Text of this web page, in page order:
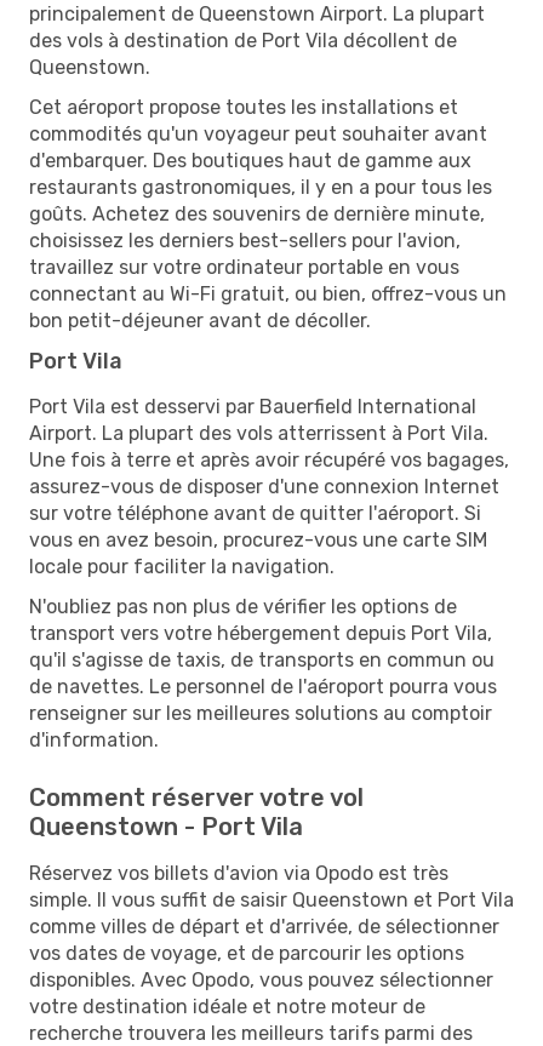
principalement de Queenstown Airport. La plupart
des vols à destination de Port Vila décollent de
Queenstown.
Cet aéroport propose toutes les installations et
commodités qu'un voyageur peut souhaiter avant
d'embarquer. Des boutiques haut de gamme aux
restaurants gastronomiques, il y en a pour tous les
goûts. Achetez des souvenirs de dernière minute,
choisissez les derniers best-sellers pour l'avion,
travaillez sur votre ordinateur portable en vous
connectant au Wi-Fi gratuit, ou bien, offrez-vous un
bon petit-déjeuner avant de décoller.
Port Vila
Port Vila est desservi par Bauerfield International
Airport. La plupart des vols atterrissent à Port Vila.
Une fois à terre et après avoir récupéré vos bagages,
assurez-vous de disposer d'une connexion Internet
sur votre téléphone avant de quitter l'aéroport. Si
vous en avez besoin, procurez-vous une carte SIM
locale pour faciliter la navigation.
N'oubliez pas non plus de vérifier les options de
transport vers votre hébergement depuis Port Vila,
qu'il s'agisse de taxis, de transports en commun ou
de navettes. Le personnel de l'aéroport pourra vous
renseigner sur les meilleures solutions au comptoir
d'information.
Comment réserver votre vol
Queenstown - Port Vila
Réservez vos billets d'avion via Opodo est très
simple. Il vous suffit de saisir Queenstown et Port Vila
comme villes de départ et d'arrivée, de sélectionner
vos dates de voyage, et de parcourir les options
disponibles. Avec Opodo, vous pouvez sélectionner
votre destination idéale et notre moteur de
recherche trouvera les meilleurs tarifs parmi des